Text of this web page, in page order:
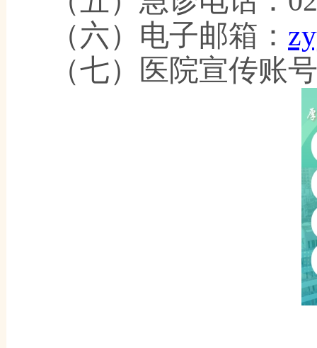
（六）电子邮箱：
（七）医院宣传账